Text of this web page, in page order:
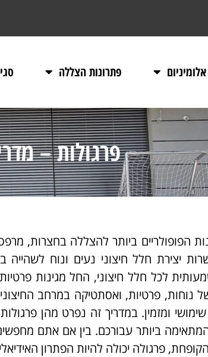
פתרונות הצללה
פרגולות –
הפופולריים ביותר להצללה בחצרות,
יצירת חלל חיצוני נעים ונוח
לכל חלל חיצוני, החל מגינות
פרטיות, ואסתטיקה במרחב
ומזמין. במדריך זה נפרט מהן
ביותר עבורכם. בין אם אתם
פרגולה יכולה להיות הפתרון